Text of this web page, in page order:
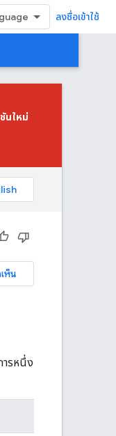
ลงชื่อเข้าใช้
นใหม่
ห็น
ารหนึ่ง